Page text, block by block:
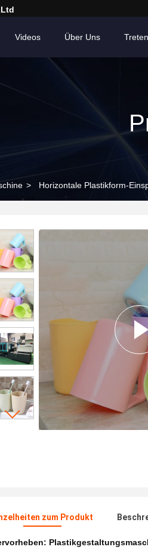
Videos Über Uns
> Horizontale Plastikform-
zum Produkt